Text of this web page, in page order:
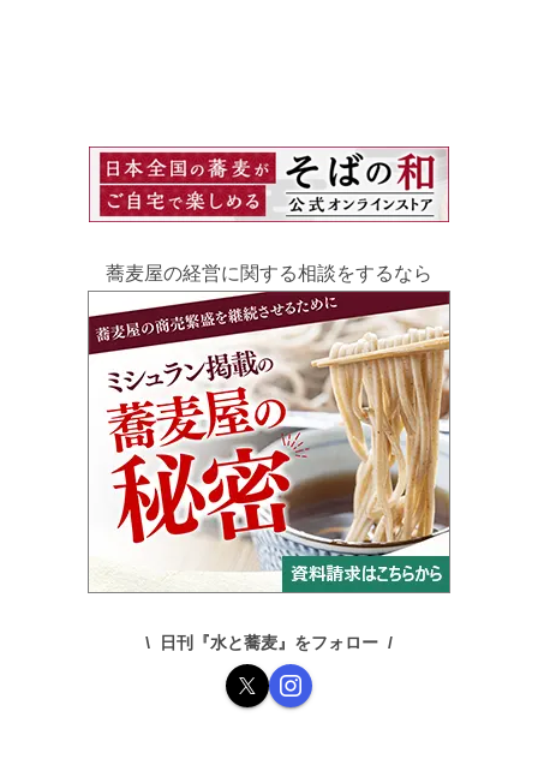
蕎麦屋の経営に関する相談をするなら
日刊『水と蕎麦』をフォロー